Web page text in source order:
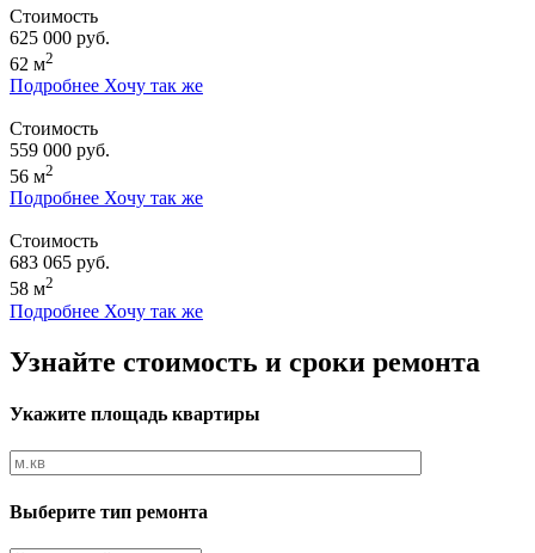
Стоимость
625 000 руб.
62 м2
Подробнее Хочу так же
Стоимость
559 000 руб.
56 м2
Подробнее Хочу так же
Стоимость
683 065 руб.
58 м2
Подробнее Хочу так же
Узнайте стоимость и сроки ремонта
Укажите площадь квартиры
Выберите тип ремонта